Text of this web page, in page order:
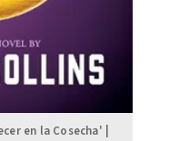
en la Cosecha' |